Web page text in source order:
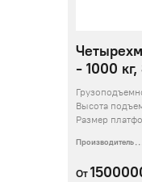
- 1000
Высота
Размер
Производитель
От